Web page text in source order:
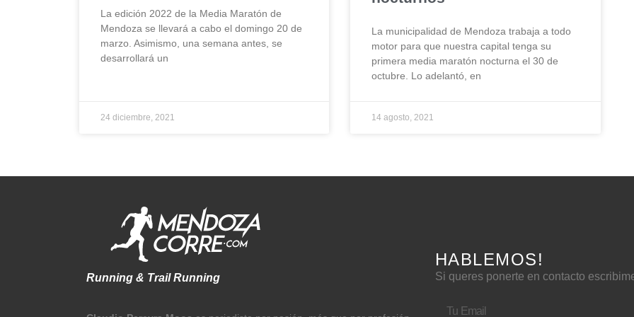
La edición 2022 de la Media Maratón de
Mendoza se llevará a cabo el domingo 20 de
marzo. Asimismo, una semana antes, se
desarrollará un
24 diciembre, 2021
La municipalidad de Mendoza trabaja a todo
motor para que nuestra capital tenga su
primera media maratón nocturna el 30 de
octubre. Lo adelantó, en
14 agosto, 2021
Running & Trail Running
HABLEMOS!
Si queres ponerte en contacto